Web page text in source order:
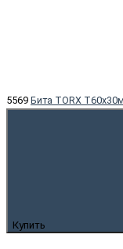
5569 Бита TORX
Купить